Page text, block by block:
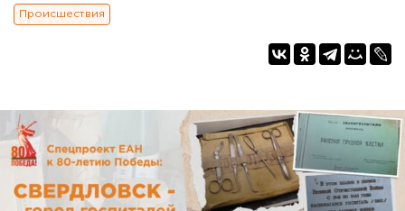
Происшествия